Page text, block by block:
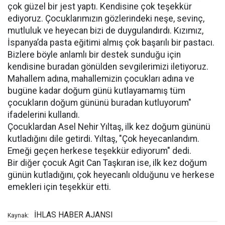
çok güzel bir jest yaptı. Kendisine çok teşekkür
ediyoruz. Çocuklarımızın gözlerindeki neşe, sevinç,
mutluluk ve heyecan bizi de duygulandırdı. Kızımız,
İspanya’da pasta eğitimi almış çok başarılı bir pastacı.
Bizlere böyle anlamlı bir destek sunduğu için
kendisine buradan gönülden sevgilerimizi iletiyoruz.
Mahallem adına, mahallemizin çocukları adına ve
bugüne kadar doğum günü kutlayamamış tüm
çocukların doğum gününü buradan kutluyorum"
ifadelerini kullandı.
Çocuklardan Asel Nehir Yıltaş, ilk kez doğum gününü
kutladığını dile getirdi. Yıltaş, "Çok heyecanlandım.
Emeği geçen herkese teşekkür ediyorum" dedi.
Bir diğer çocuk Agit Can Taşkıran ise, ilk kez doğum
günün kutladığını, çok heyecanlı olduğunu ve herkese
emekleri için teşekkür etti.
Kaynak: İHLAS HABER AJANSI